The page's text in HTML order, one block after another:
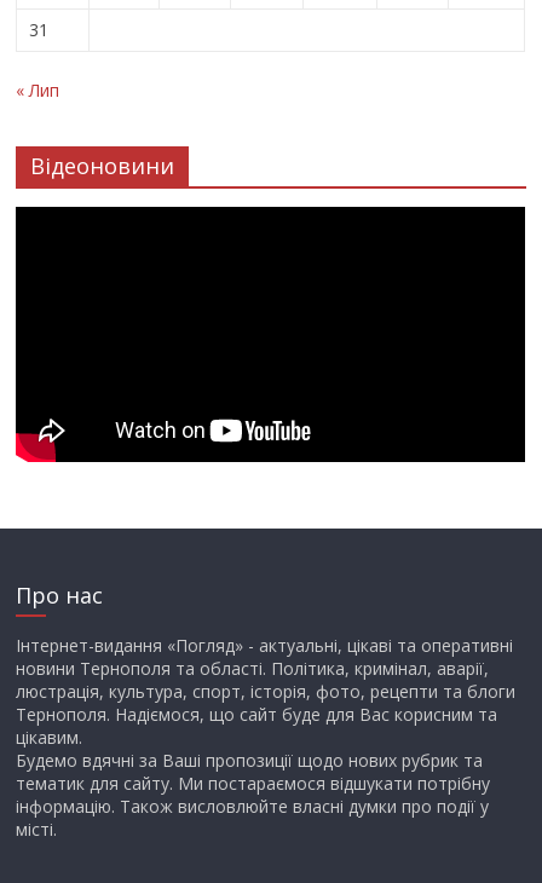
31
« Лип
Відеоновини
Про нас
Інтернет-видання «Погляд» - актуальні, цікаві та оперативні
новини Тернополя та області. Політика, кримінал, аварії,
люстрація, культура, спорт, історія, фото, рецепти та блоги
Тернополя. Надіємося, що сайт буде для Вас корисним та
цікавим.
Будемо вдячні за Ваші пропозиції щодо нових рубрик та
тематик для сайту. Ми постараємося відшукати потрібну
інформацію. Також висловлюйте власні думки про події у
місті.